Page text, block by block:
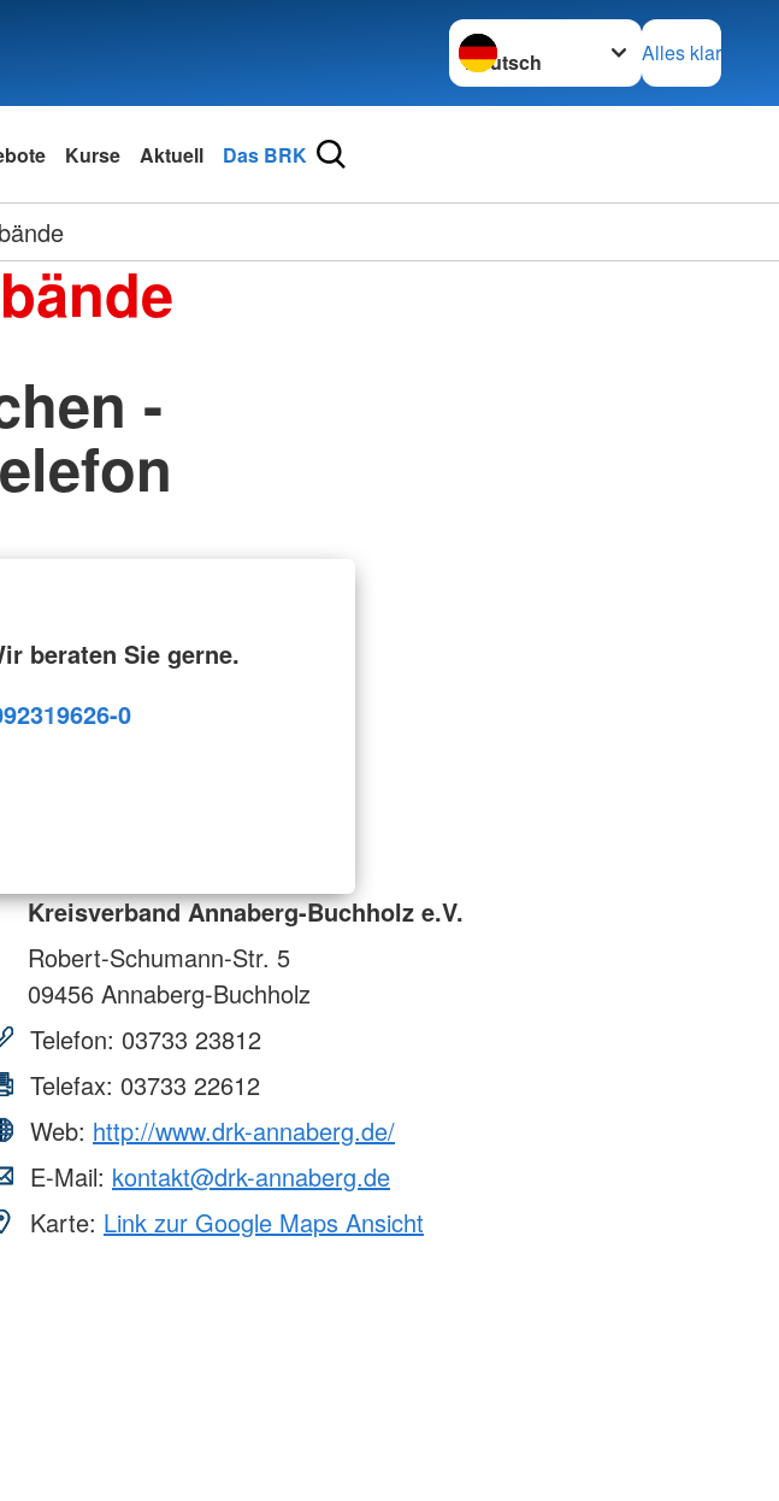
Sprache wechseln zu
Alles klar
Kurse Aktuell Das BRK
-
beraten Sie gerne.
9626-0
Kreisverband Annaberg-Buchholz e.V.
Robert-Schumann-Str. 5
09456 Annaberg-Buchholz
Telefon: 03733 23812
Telefax: 03733 22612
Web: http://www.drk-annaberg.de/
E-Mail: kontakt@drk-annaberg.de
Karte: Link zur Google Maps Ansicht